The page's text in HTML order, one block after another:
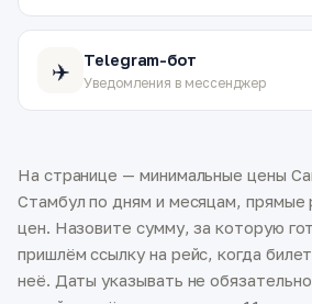
✈️ Telegram-бот
Уведомления в мессенджер
На странице — минимальные цены
Стамбул по дням и месяцам, прямые
цен. Назовите сумму, за которую
пришлём ссылку на рейс, когда
неё. Даты указывать не